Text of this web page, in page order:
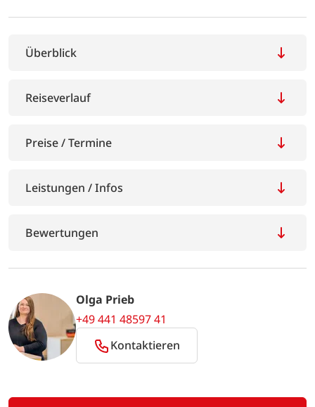
Überblick
Reiseverlauf
Preise / Termine
Leistungen / Infos
Bewertungen
Olga Prieb
+49 441 48597 41
Kontaktieren